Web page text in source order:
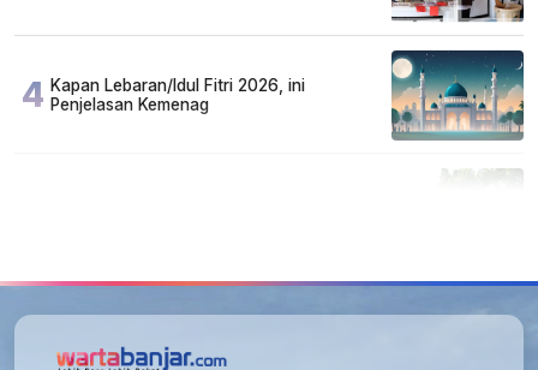
4 Kapan Lebaran/Idul Fitri 2026, ini
Penjelasan Kemenag